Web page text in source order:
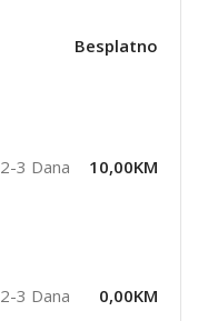
Besplatno
2-3 Dana 10,00KM
2-3 Dana 0,00KM